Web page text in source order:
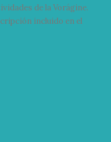
de la Vorágine.
incluido en el